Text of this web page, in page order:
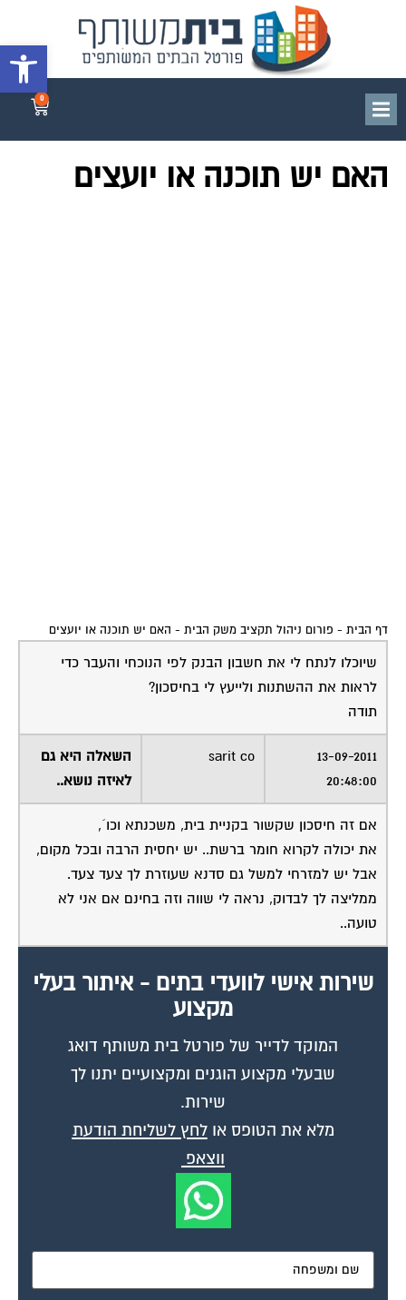
פתח
האם יש תוכנה או יועצים
שיוכלו לנתח לי את חשבון הבנק לפי הנוכחי והעבר כדי
לראות את ההשתנות ולייעץ לי בחיסכון?
תודה
13-09-2011
20:48:00
sarit co
השאלה היא גם
לאיזה נושא..
אם זה חיסכון שקשור בקניית בית, משכנתא וכו´,
את יכולה לקרוא חומר ברשת.. יש יחסית הרבה ובכל מקום,
אבל יש למזרחי למשל גם סדנא שעוזרת לך צעד צעד.
ממליצה לך לבדוק, נראה לי שווה וזה בחינם אם אני לא
טועה..
מקצוע
המוקד לדייר של פורטל בית משותף דואג
שבעלי מקצוע הוגנים ומקצועיים יתנו לך
שירות.
מלא את הטופס אולחץ לשליחת הודעת
ווצאפ